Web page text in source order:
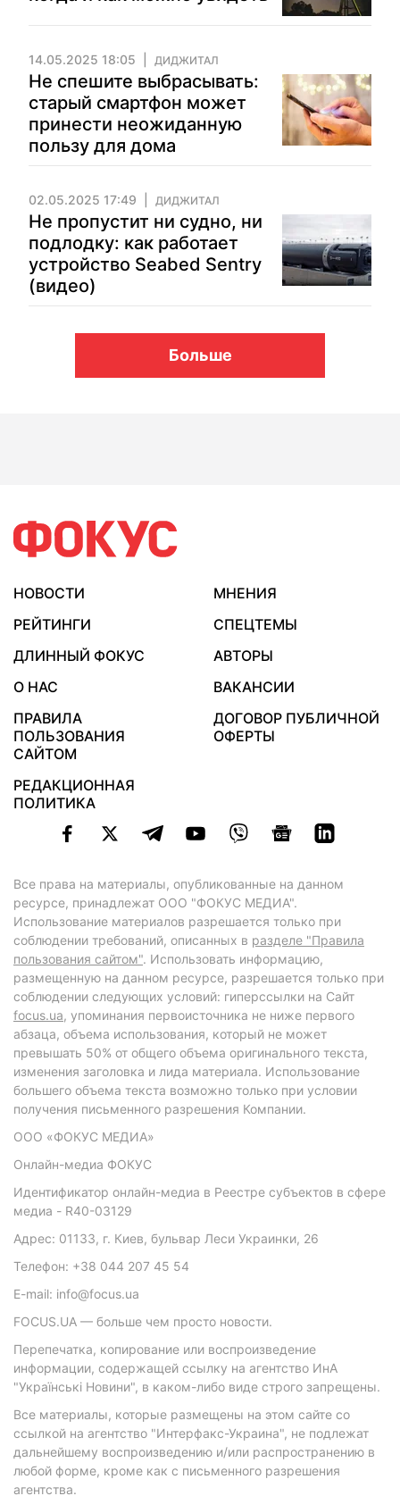
14.05.2025 18:05 ДИДЖИТАЛ
Не спешите выбрасывать:
старый смартфон может
принести неожиданную
пользу для дома
02.05.2025 17:49 ДИДЖИТАЛ
Не пропустит ни судно, ни
подлодку: как работает
устройство Seabed Sentry
(видео)
Больше
НОВОСТИ
МНЕНИЯ
РЕЙТИНГИ
СПЕЦТЕМЫ
ДЛИННЫЙ ФОКУС
АВТОРЫ
О НАС
ВАКАНСИИ
ПРАВИЛА
ПОЛЬЗОВАНИЯ
САЙТОМ
ДОГОВОР ПУБЛИЧНОЙ
ОФЕРТЫ
РЕДАКЦИОННАЯ
ПОЛИТИКА
Все права на материалы, опубликованные на данном
ресурсе, принадлежат ООО "ФОКУС МЕДИА".
Использование материалов разрешается только при
соблюдении требований, описанных в разделе "Правила
пользования сайтом". Использовать информацию,
размещенную на данном ресурсе, разрешается только при
соблюдении следующих условий: гиперссылки на Сайт
focus.ua, упоминания первоисточника не ниже первого
абзаца, объема использования, который не может
превышать 50% от общего объема оригинального текста,
изменения заголовка и лида материала. Использование
большего объема текста возможно только при условии
получения письменного разрешения Компании.
ООО «ФОКУС МЕДИА»
Онлайн-медиа ФОКУС
Идентификатор онлайн-медиа в Реестре субъектов в сфере
медиа - R40-03129
Адрес: 01133, г. Киев, бульвар Леси Украинки, 26
Телефон: +38 044 207 45 54
E-mail: info@focus.ua
FOCUS.UA — больше чем просто новости.
Перепечатка, копирование или воспроизведение
информации, содержащей ссылку на агентство ИнА
"Українські Новини", в каком-либо виде строго запрещены.
Все материалы, которые размещены на этом сайте со
ссылкой на агентство "Интерфакс-Украина", не подлежат
дальнейшему воспроизведению и/или распространению в
любой форме, кроме как с письменного разрешения
агентства.